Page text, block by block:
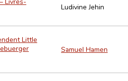
Ludivine Jehin
Little
Samuel Hamen